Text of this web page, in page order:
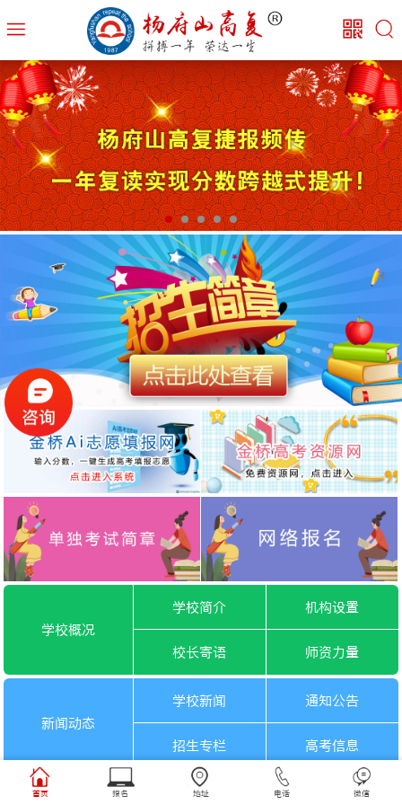
学校概况
学校简介 机构设置
校长寄语 师资力量
新闻动态
学校新闻 通知公告
招生专栏 高考信息
一月选考 六月选考
首页 报名 地址 电话 微信